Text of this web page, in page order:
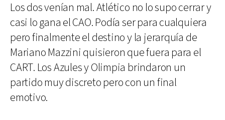
Los dos venían mal. Atlético no lo supo cerrar y
casi lo gana el CAO. Podía ser para cualquiera
pero finalmente el destino y la jerarquía de
Mariano Mazzini quisieron que fuera para el
CART. Los Azules y Olimpia brindaron un
partido muy discreto pero con un final
emotivo.